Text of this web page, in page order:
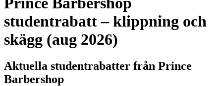
studentrabatt – klippning och
skägg (aug 2026)
Aktuella studentrabatter från Prince
Barbershop